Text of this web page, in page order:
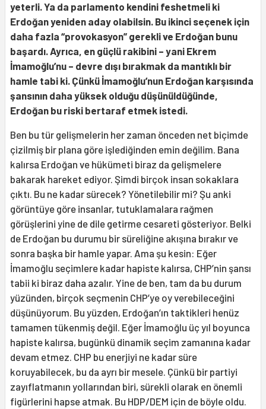
yeterli. Ya da parlamento kendini feshetmeli ki
Erdoğan yeniden aday olabilsin. Bu ikinci seçenek için
daha fazla “provokasyon” gerekli ve Erdoğan bunu
başardı. Ayrıca, en güçlü rakibini – yani Ekrem
İmamoğlu’nu – devre dışı bırakmak da mantıklı bir
hamle tabi ki. Çünkü İmamoğlu’nun Erdoğan karşısında
şansının daha yüksek olduğu düşünüldüğünde,
Erdoğan bu riski bertaraf etmek istedi.
Ben bu tür gelişmelerin her zaman önceden net biçimde
çizilmiş bir plana göre işlediğinden emin değilim. Bana
kalırsa Erdoğan ve hükümeti biraz da gelişmelere
bakarak hareket ediyor. Şimdi birçok insan sokaklara
çıktı. Bu ne kadar sürecek? Yönetilebilir mi? Şu anki
görüntüye göre insanlar, tutuklamalara rağmen
görüşlerini yine de dile getirme cesareti gösteriyor. Belki
de Erdoğan bu durumu bir süreliğine akışına bırakır ve
sonra başka bir hamle yapar. Ama şu kesin: Eğer
İmamoğlu seçimlere kadar hapiste kalırsa, CHP’nin şansı
tabii ki biraz daha azalır. Yine de ben, tam da bu durum
yüzünden, birçok seçmenin CHP’ye oy verebileceğini
düşünüyorum. Bu yüzden, Erdoğan’ın taktikleri henüz
tamamen tükenmiş değil. Eğer İmamoğlu üç yıl boyunca
hapiste kalırsa, bugünkü dinamik seçim zamanına kadar
devam etmez. CHP bu enerjiyi ne kadar süre
koruyabilecek, bu da ayrı bir mesele. Çünkü bir partiyi
zayıflatmanın yollarından biri, sürekli olarak en önemli
figürlerini hapse atmak. Bu HDP/DEM için de böyle oldu.